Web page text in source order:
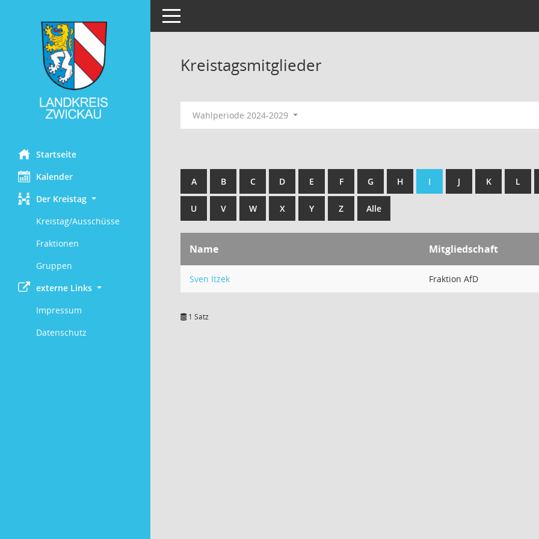
Startseite
Kalender
Der Kreistag
Kreistag/Ausschüsse
Fraktionen
Gruppen
externe Links
Impressum
Datenschutz
Toggle navigation
Kreistagsmitglieder
Wahlperiode 2024-2029
A B C D E F G H I J K L
U V W X Y Z Alle
Name Mitgliedschaft
Sven Itzek Fraktion AfD
1 Satz